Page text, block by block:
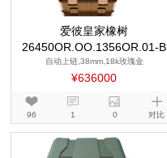
爱彼皇家橡树
26450OR.OO.1356OR.01-B
自动上链,38mm,18k玫瑰金
¥636000
96 1 0 对比